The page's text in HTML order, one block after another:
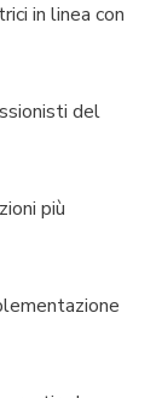
in linea con
del
più